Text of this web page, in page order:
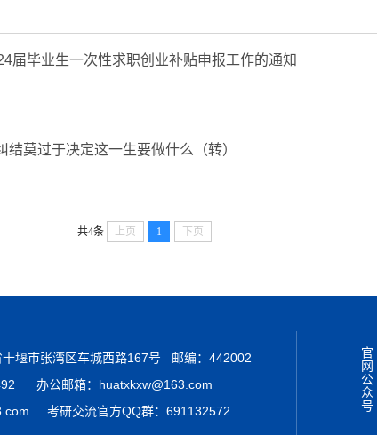
届毕业生一次性求职创业补贴申报工作的通知
结莫过于决定这一生要做什么（转）
共4条 上页 1 下页
堰市张湾区车城西路167号 邮编：442002
办公邮箱：huatxkxw@163.com
考研交流官方QQ群：691132572
官
网
公
众
号